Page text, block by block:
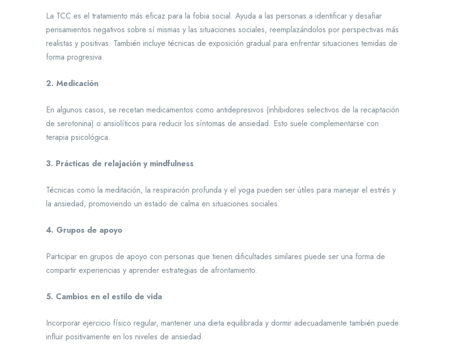
La TCC es el tratamiento más eficaz para la fobia social. Ayuda a las personas a identificar y desafiar
pensamientos negativos sobre sí mismas y las situaciones sociales, reemplazándolos por perspectivas más
realistas y positivas. También incluye técnicas de exposición gradual para enfrentar situaciones temidas de
forma progresiva.
2. Medicación
En algunos casos, se recetan medicamentos como antidepresivos (inhibidores selectivos de la recaptación
de serotonina) o ansiolíticos para reducir los síntomas de ansiedad. Esto suele complementarse con
terapia psicológica.
3. Prácticas de relajación y mindfulness
Técnicas como la meditación, la respiración profunda y el yoga pueden ser útiles para manejar el estrés y
la ansiedad, promoviendo un estado de calma en situaciones sociales.
4. Grupos de apoyo
Participar en grupos de apoyo con personas que tienen dificultades similares puede ser una forma de
compartir experiencias y aprender estrategias de afrontamiento.
5. Cambios en el estilo de vida
Incorporar ejercicio físico regular, mantener una dieta equilibrada y dormir adecuadamente también puede
influir positivamente en los niveles de ansiedad.